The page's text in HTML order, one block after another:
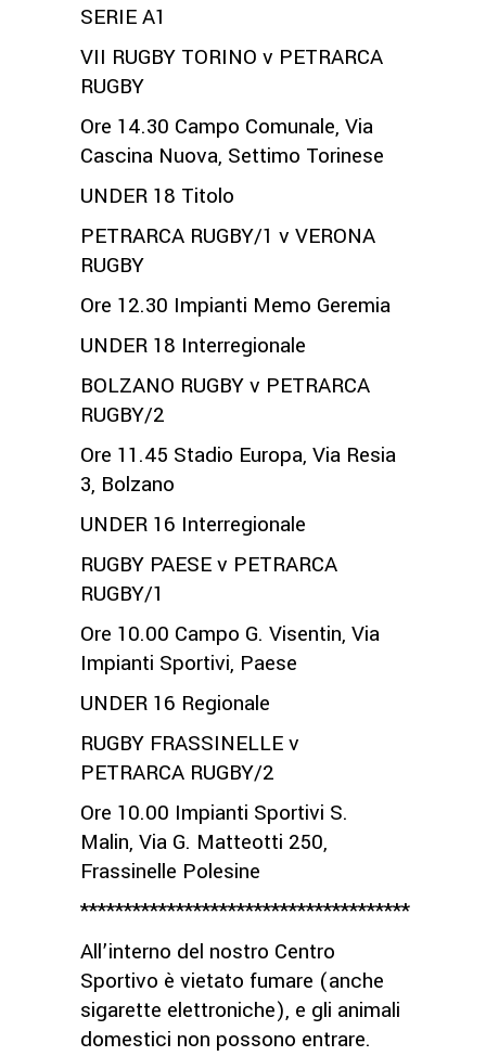
SERIE A1
VII RUGBY TORINO v PETRARCA
RUGBY
Ore 14.30 Campo Comunale, Via
Cascina Nuova, Settimo Torinese
UNDER 18 Titolo
PETRARCA RUGBY/1 v VERONA
RUGBY
Ore 12.30 Impianti Memo Geremia
UNDER 18 Interregionale
BOLZANO RUGBY v PETRARCA
RUGBY/2
Ore 11.45 Stadio Europa, Via Resia
3, Bolzano
UNDER 16 Interregionale
RUGBY PAESE v PETRARCA
RUGBY/1
Ore 10.00 Campo G. Visentin, Via
Impianti Sportivi, Paese
UNDER 16 Regionale
RUGBY FRASSINELLE v
PETRARCA RUGBY/2
Ore 10.00 Impianti Sportivi S.
Malin, Via G. Matteotti 250,
Frassinelle Polesine
**************************************
All’interno del nostro Centro
Sportivo è vietato fumare (anche
sigarette elettroniche), e gli animali
domestici non possono entrare.